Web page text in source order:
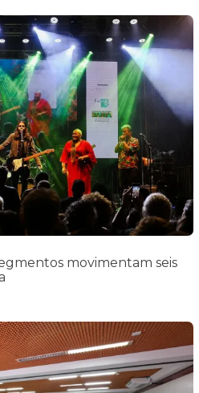
movimentam seis